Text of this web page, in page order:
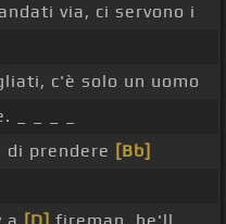
via, ci servono i
c'è solo un uomo
_ _ _ _
di prendere [Bb]